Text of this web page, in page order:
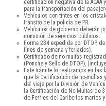
certificación negativa de la
para la transportación del
Vehículos con tintes en los
tránsito de la policía de PR.
Vehículos de gobierno deberán
comisión de servicios públicos.
Forma 234 expedida por DTOP,
fines de semana y feriados).
Certificado de no-multas
(Ponche y Sello de DTOP),
Este trámite lo realizamos en las
que la Certificación de no-multas
del viaje por la División de
la Certificación de No Multas de
de Ferries del Caribe los martes